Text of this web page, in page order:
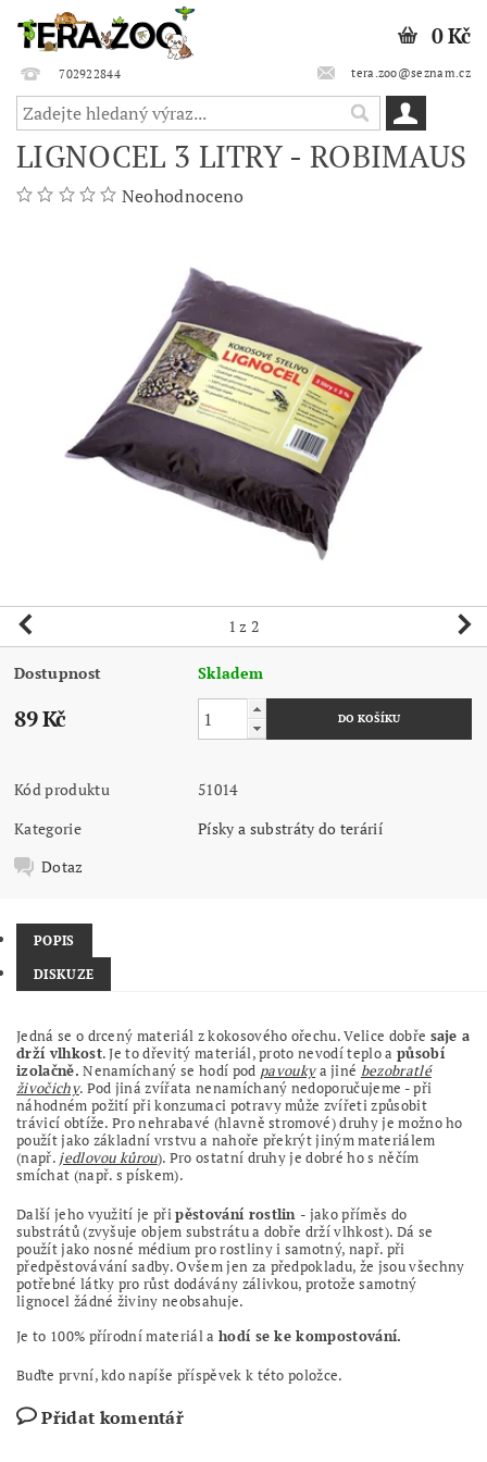
702922844 tera.zoo@seznam.cz
0 Kč
LIGNOCEL 3 LITRY - ROBIMAUS
Neohodnoceno
1 z 2
Dostupnost Skladem
89 Kč
Kód produktu
51014
Kategorie
Písky a substráty do terárií
Dotaz
POPIS
DISKUZE
Jedná se o drcený materiál z kokosového ořechu. Velice dobře saje a
drží vlhkost. Je to dřevitý materiál, proto nevodí teplo a působí
izolačně. Nenamíchaný se hodí pod pavouky a jiné bezobratlé
živočichy. Pod jiná zvířata nenamíchaný nedoporučujeme - při
náhodném požití při konzumaci potravy může zvířeti způsobit
trávicí obtíže. Pro nehrabavé (hlavně stromové) druhy je možno ho
použít jako základní vrstvu a nahoře překrýt jiným materiálem
(např. jedlovou kůrou). Pro ostatní druhy je dobré ho s něčím
smíchat (např. s pískem).
Další jeho využití je připěstování rostlin - jako příměs do
substrátů (zvyšuje objem substrátu a dobře drží vlhkost). Dá se
použít jako nosné médium pro rostliny i samotný, např. při
předpěstovávání sadby. Ovšem jen za předpokladu, že jsou všechny
potřebné látky pro růst dodávány zálivkou, protože samotný
lignocel žádné živiny neobsahuje.
Je to 100% přírodní materiál a hodí se ke kompostování.
Buďte první, kdo napíše příspěvek k této položce.
Přidat komentář